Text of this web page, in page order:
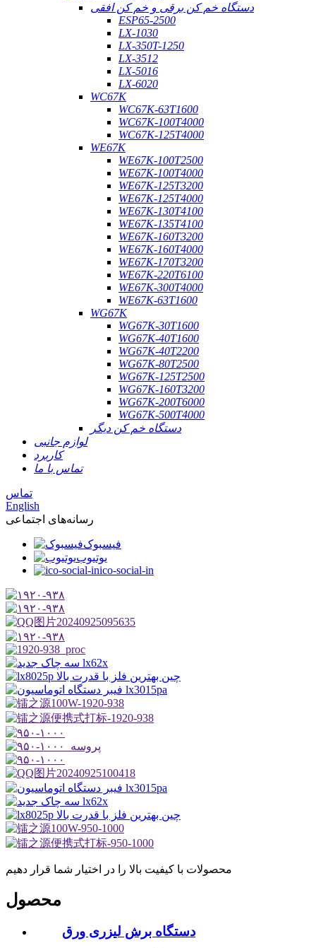
دستگاه خم کن برقی و خم کن افقی
ESP65-2500
LX-1030
LX-350T-1250
LX-3512
LX-5016
LX-6020
WC67K
WC67K-63T1600
WC67K-100T4000
WC67K-125T4000
WE67K
WE67K-100T2500
WE67K-100T4000
WE67K-125T3200
WE67K-125T4000
WE67K-130T4100
WE67K-135T4100
WE67K-160T3200
WE67K-160T4000
WE67K-170T3200
WE67K-220T6100
WE67K-300T4000
WE67K-63T1600
WG67K
WG67K-30T1600
WG67K-40T1600
WG67K-40T2200
WG67K-80T2500
WG67K-125T2500
WG67K-160T3200
WG67K-200T6000
WG67K-500T4000
دستگاه خم کن دیگر
لوازم جانبی
کاربرد
تماس با ما
تماس
English
رسانه‌های اجتماعی
فیسبوک
یوتیوب
ico-social-in
محصولات با کیفیت بالا را در اختیار شما قرار دهیم
محصول
دستگاه برش لیزری ورق